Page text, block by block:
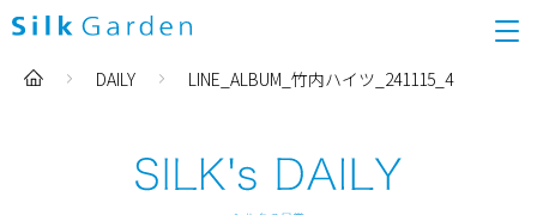
DAILY LINE_ALBUM_竹内ハイツ_241115_4